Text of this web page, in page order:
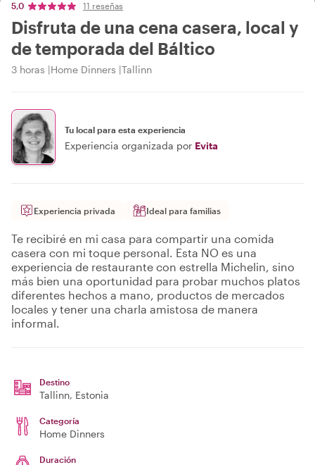
5,0 11 reseñas
Disfruta de una cena casera, local y
de temporada del Báltico
3 horas Home Dinners Tallinn
Tu local para esta experiencia
Experiencia organizada por Evita
Experiencia privada Ideal para familias
Te recibiré en mi casa para compartir una comida
casera con mi toque personal. Esta NO es una
experiencia de restaurante con estrella Michelin, sino
más bien una oportunidad para probar muchos platos
diferentes hechos a mano, productos de mercados
locales y tener una charla amistosa de manera
informal.
Destino
Tallinn, Estonia
Categoría
Home Dinners
Duración